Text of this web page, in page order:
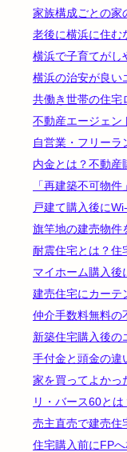
家族構成ごとの家
老後に横浜に住む
横浜で子育てがし
横浜の治安が良い
共働き世帯の住宅
不動産エージェン
自営業・フリーラ
内金とは？不動産
「再建築不可物
戸建て購入後に
旗竿地の建売物件
耐震住宅とは？住
マイホーム購入後
建売住宅にカーテ
仲介手数料無料の
新築住宅購入後の
手付金と頭金の違
家を買ってよかっ
リ・バース60と
売主直売で建売
住宅購入前にFP